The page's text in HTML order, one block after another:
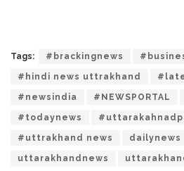
Tags: #brackingnews
#hindi news uttrakhand
#newsindia #NEWSPORTAL
#todaynews
#uttrakhand news dailynews
uttarakhandnews